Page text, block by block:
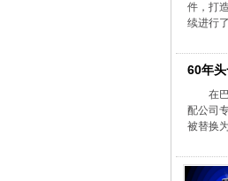
件，打
续进行
60年
在
配公司
被替换